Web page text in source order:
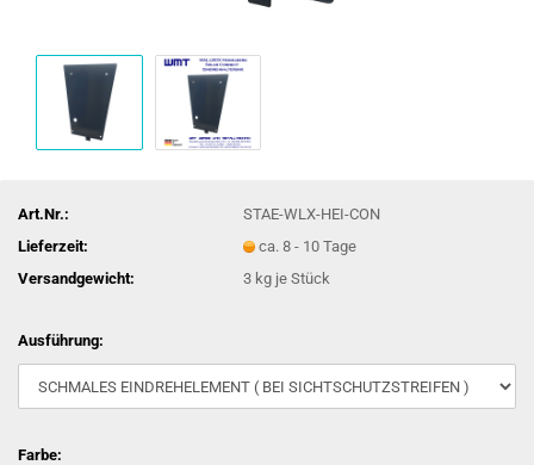
Art.Nr.:
STAE-WLX-HEI-CON
Lieferzeit:
ca. 8 - 10 Tage
Versandgewicht:
3 kg je Stück
Ausführung:
Farbe: